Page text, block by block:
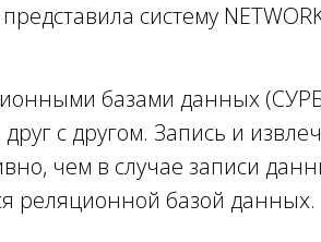
систему
базами данных
с другом. Запись и
чем в случае записи
реляционной базой данных.